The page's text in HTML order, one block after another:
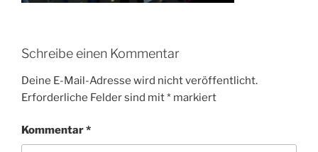
Schreibe einen Kommentar
Deine E-Mail-Adresse wird nicht veröffentlicht.
Erforderliche Felder sind mit* markiert
Kommentar*